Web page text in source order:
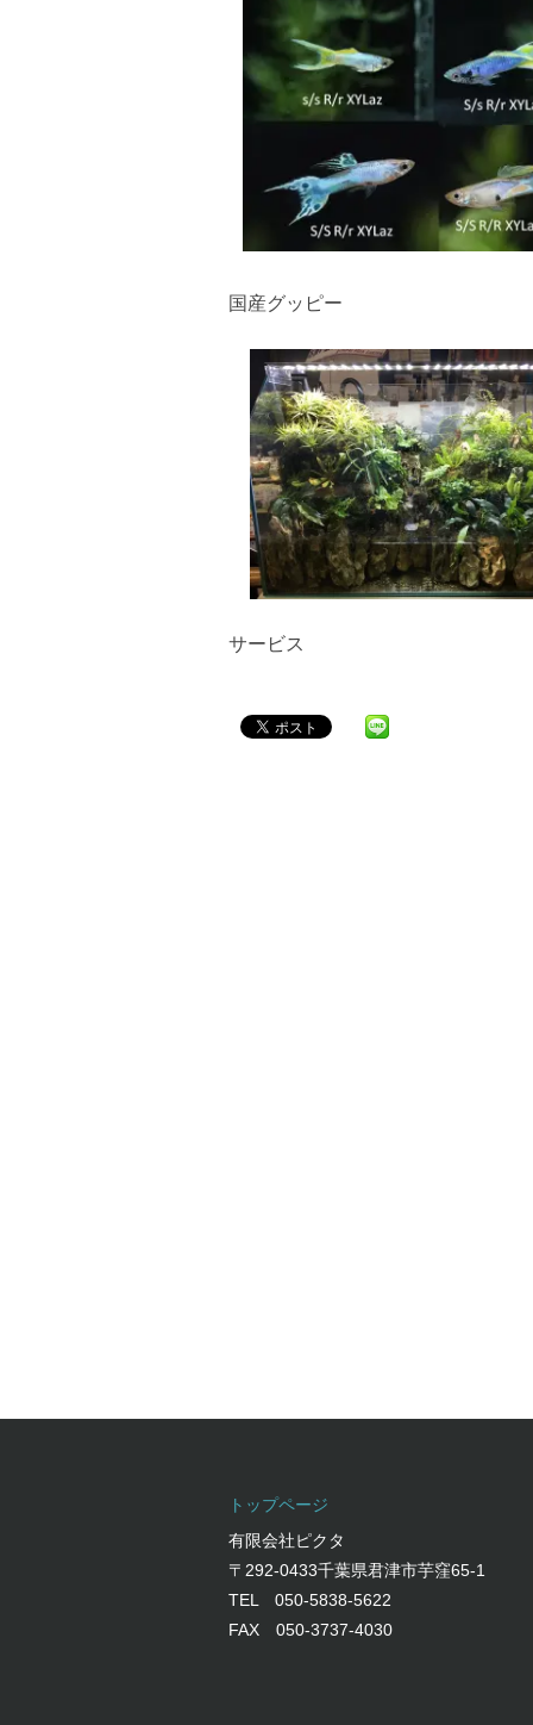
国産グッピー
サービス
トップページ
有限会社ピクタ
〒292-0433千葉県君津市芋窪65-1
TEL 050-5838-5622
FAX 050-3737-4030